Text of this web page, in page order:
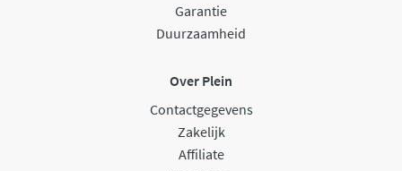
Garantie
Duurzaamheid
Over Plein
Contactgegevens
Zakelijk
Affiliate